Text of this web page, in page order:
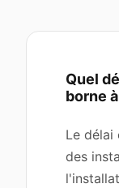
Quel
borne
Le délai
des